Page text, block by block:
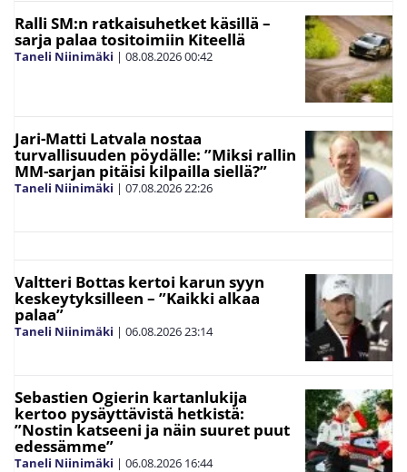
Ralli SM:n ratkaisuhetket käsillä –
sarja palaa tositoimiin Kiteellä
Taneli Niinimäki | 08.08.202600:42
Jari-Matti Latvala nostaa
turvallisuuden pöydälle: ”Miksi rallin
MM-sarjan pitäisi kilpailla siellä?”
Taneli Niinimäki | 07.08.202622:26
Valtteri Bottas kertoi karun syyn
keskeytyksilleen – ”Kaikki alkaa
palaa”
Taneli Niinimäki | 06.08.202623:14
Sebastien Ogierin kartanlukija
kertoo pysäyttävistä hetkistä:
”Nostin katseeni ja näin suuret puut
edessämme”
Taneli Niinimäki | 06.08.2026 16:44